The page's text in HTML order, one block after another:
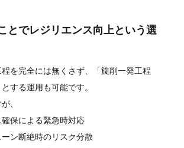
とでレジリエンス向上という選
を完全には無くさず、「旋削一発工程
する運用も可能です。
、
確保による緊急時対応
ーン断絶時のリスク分散